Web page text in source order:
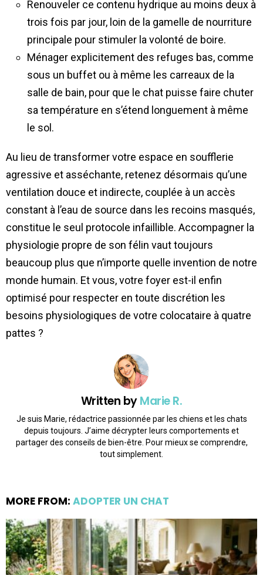
Renouveler ce contenu hydrique au moins deux à
trois fois par jour, loin de la gamelle de nourriture
principale pour stimuler la volonté de boire.
Ménager explicitement des refuges bas, comme
sous un buffet ou à même les carreaux de la
salle de bain, pour que le chat puisse faire chuter
sa température en s’étend longuement à même
le sol.
Au lieu de transformer votre espace en soufflerie
agressive et asséchante, retenez désormais qu’une
ventilation douce et indirecte, couplée à un accès
constant à l’eau de source dans les recoins masqués,
constitue le seul protocole infaillible. Accompagner la
physiologie propre de son félin vaut toujours
beaucoup plus que n’importe quelle invention de notre
monde humain. Et vous, votre foyer est-il enfin
optimisé pour respecter en toute discrétion les
besoins physiologiques de votre colocataire à quatre
pattes ?
Written byMarie R.
Je suis Marie, rédactrice passionnée par les chiens et les chats
depuis toujours. J’aime décrypter leurs comportements et
partager des conseils de bien-être. Pour mieux se comprendre,
tout simplement.
MORE FROM: ADOPTER UN CHAT